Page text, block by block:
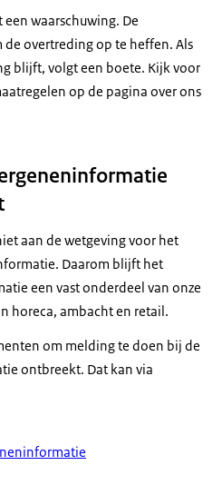
een waarschuwing. De
overtreding op te heffen. Als
blijft, volgt een boete. Kijk voor
op de pagina over ons
aan de wetgeving voor het
Daarom blijft het
een vast onderdeel van onze
horeca, ambacht en retail.
om melding te doen bij de
ontbreekt. Dat kan via